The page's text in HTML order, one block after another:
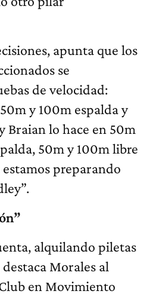
apunta que los
se
de velocidad:
y 100m espalda y
Braian lo hace en 50m
50m y 100m libre
preparando
alquilando piletas
Morales al
en Movimiento